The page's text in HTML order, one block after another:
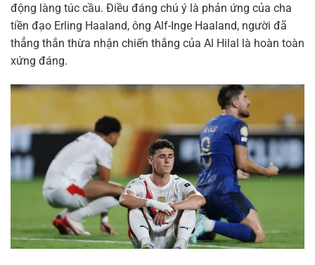
động làng túc cầu. Điều đáng chú ý là phản ứng của cha
tiền đạo Erling Haaland, ông Alf-Inge Haaland, người đã
thẳng thắn thừa nhận chiến thắng của Al Hilal là hoàn toàn
xứng đáng.